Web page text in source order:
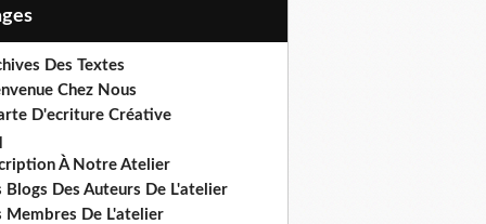
Des Textes
Chez Nous
D'ecriture Créative
À Notre Atelier
Blogs Des Auteurs De L'atelier
Membres De L'atelier